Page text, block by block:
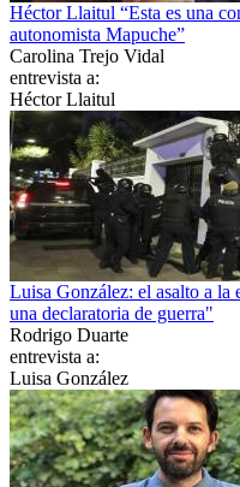
Héctor Llaitul “Esta es una
autonomista Mapuche”
Carolina Trejo Vidal
entrevista a:
Héctor Llaitul
Luisa González: el asalto a la
una declaratoria de guerra"
Rodrigo Duarte
entrevista a:
Luisa González